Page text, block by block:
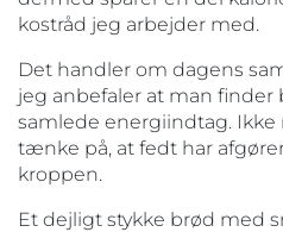
kostråd jeg arbejder med.
Det handler om dagens
jeg anbefaler at man finder
samlede energiindtag. Ikke
tænke på, at fedt har
kroppen.
Et dejligt stykke brød med